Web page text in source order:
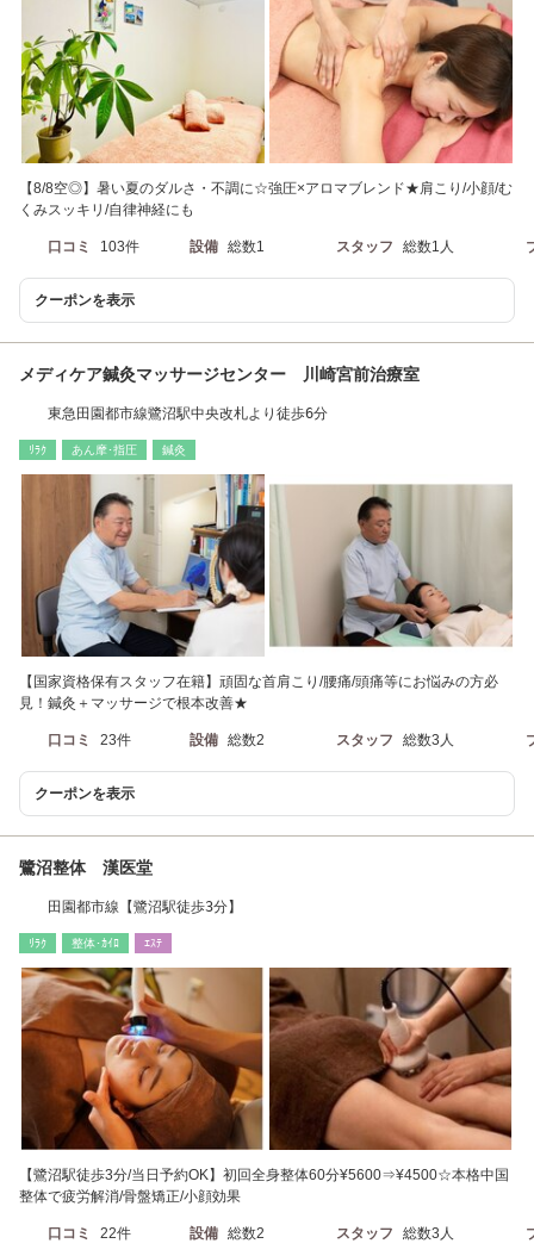
【8/8空◎】暑い夏のダルさ・不調に☆強圧×アロマブレンド★肩こり/小顔/む
くみスッキリ/自律神経にも
口コミ 103件 設備 総数1 スタッフ 総数1人
クーポンを表示
メディケア鍼灸マッサージセンター 川崎宮前治療室
東急田園都市線鷺沼駅中央改札より徒歩6分
ﾘﾗｸ あん摩･指圧 鍼灸
【国家資格保有スタッフ在籍】頑固な首肩こり/腰痛/頭痛等にお悩みの方必
見！鍼灸＋マッサージで根本改善★
口コミ 23件 設備 総数2 スタッフ 総数3人
クーポンを表示
鷺沼整体 漢医堂
田園都市線【鷺沼駅徒歩3分】
ﾘﾗｸ 整体･ｶｲﾛ ｴｽﾃ
【鷺沼駅徒歩3分/当日予約OK】初回全身整体60分¥5600⇒¥4500☆本格中国
整体で疲労解消/骨盤矯正/小顔効果
口コミ 22件 設備 総数2 スタッフ 総数3人